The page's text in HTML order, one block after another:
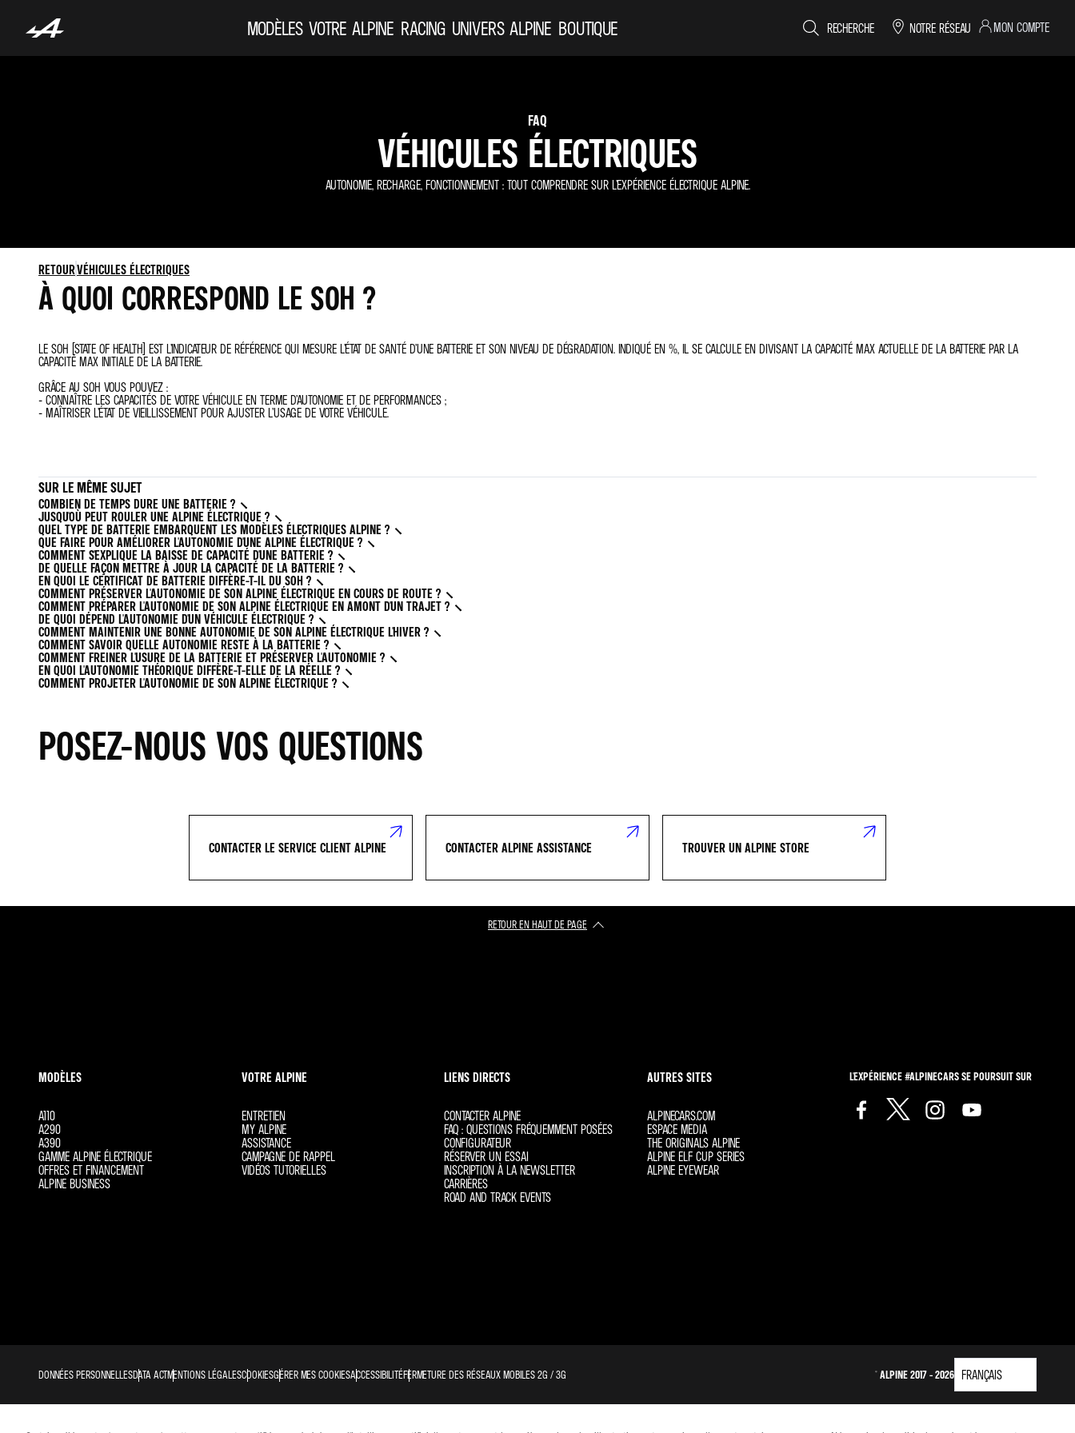
MODÈLES VOTRE ALPINE RACING UNIVERS ALPINE BOUTIQUE RECHERCHE NOTRE RÉSEAU MON COMPTE
FAQ
VÉHICULES ÉLECTRIQUES
AUTONOMIE, RECHARGE, FONCTIONNEMENT : TOUT COMPRENDRE SUR L’EXPÉRIENCE ÉLECTRIQUE ALPINE.
RETOURVÉHICULES ÉLECTRIQUES
À QUOI CORRESPOND LE SOH ?
LE SOH (STATE OF HEALTH) EST L’INDICATEUR DE RÉFÉRENCE QUI MESURE L’ÉTAT DE SANTÉ D’UNE BATTERIE ET SON NIVEAU DE DÉGRADATION. INDIQUÉ EN %, IL SE CALCULE EN DIVISANT LA CAPACITÉ MAX ACTUELLE DE LA BATTERIE PAR LA
CAPACITÉ MAX INITIALE DE LA BATTERIE.
GRÂCE AU SOH VOUS POUVEZ :
- CONNAÎTRE LES CAPACITÉS DE VOTRE VÉHICULE EN TERME D’AUTONOMIE ET DE PERFORMANCES ;
- MAÎTRISER L’ÉTAT DE VIEILLISSEMENT POUR AJUSTER L’USAGE DE VOTRE VÉHICULE.
SUR LE MÊME SUJET
COMBIEN DE TEMPS DURE UNE BATTERIE ?
JUSQU'OÙ PEUT ROULER UNE ALPINE ÉLECTRIQUE ?
QUEL TYPE DE BATTERIE EMBARQUENT LES MODÈLES ÉLECTRIQUES ALPINE ?
QUE FAIRE POUR AMÉLIORER L'AUTONOMIE D'UNE ALPINE ÉLECTRIQUE ?
COMMENT S'EXPLIQUE LA BAISSE DE CAPACITÉ D'UNE BATTERIE ?
DE QUELLE FAÇON METTRE À JOUR LA CAPACITÉ DE LA BATTERIE ?
EN QUOI LE CERTIFICAT DE BATTERIE DIFFÈRE-T-IL DU SOH ?
COMMENT PRÉSERVER L'AUTONOMIE DE SON ALPINE ÉLECTRIQUE EN COURS DE ROUTE ?
COMMENT PRÉPARER L'AUTONOMIE DE SON ALPINE ÉLECTRIQUE EN AMONT D'UN TRAJET ?
DE QUOI DÉPEND L'AUTONOMIE D'UN VÉHICULE ÉLECTRIQUE ?
COMMENT MAINTENIR UNE BONNE AUTONOMIE DE SON ALPINE ÉLECTRIQUE L'HIVER ?
COMMENT SAVOIR QUELLE AUTONOMIE RESTE À LA BATTERIE ?
COMMENT FREINER L'USURE DE LA BATTERIE ET PRÉSERVER L'AUTONOMIE ?
EN QUOI L'AUTONOMIE THÉORIQUE DIFFÈRE-T-ELLE DE LA RÉELLE ?
COMMENT PROJETER L'AUTONOMIE DE SON ALPINE ÉLECTRIQUE ?
POSEZ-NOUS VOS QUESTIONS
CONTACTER LE SERVICE CLIENT ALPINE CONTACTER ALPINE ASSISTANCE TROUVER UN ALPINE STORE
RETOUR EN HAUT DE PAGE​
MODÈLES
A110
A290
A390
GAMME ALPINE ÉLECTRIQUE
OFFRES ET FINANCEMENT
ALPINE BUSINESS
VOTRE ALPINE
ENTRETIEN
MY ALPINE
ASSISTANCE
CAMPAGNE DE RAPPEL
VIDÉOS TUTORIELLES
LIENS DIRECTS
CONTACTER ALPINE
FAQ : QUESTIONS FRÉQUEMMENT POSÉES
CONFIGURATEUR
RÉSERVER UN ESSAI
INSCRIPTION À LA NEWSLETTER
CARRIÈRES
ROAD AND TRACK EVENTS
AUTRES SITES
ALPINECARS.COM
ESPACE MEDIA
THE ORIGINALS ALPINE
ALPINE ELF CUP SERIES
ALPINE EYEWEAR
L'EXPÉRIENCE #ALPINECARS SE POURSUIT SUR
DONNÉES PERSONNELLESDATA ACTMENTIONS LÉGALESCOOKIESGÉRER MES COOKIESACCESSIBILITÉFERMETURE DES RÉSEAUX MOBILES 2G / 3G © ALPINE 2017 - 2026